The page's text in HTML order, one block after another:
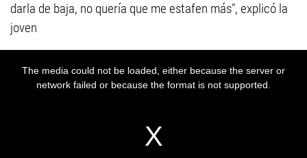
darla de baja, no quería que me estafen más", explicó la
joven